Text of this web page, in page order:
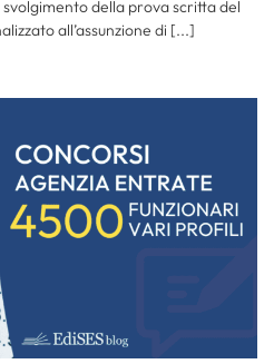
della prova scritta del
all’assunzione di [...]